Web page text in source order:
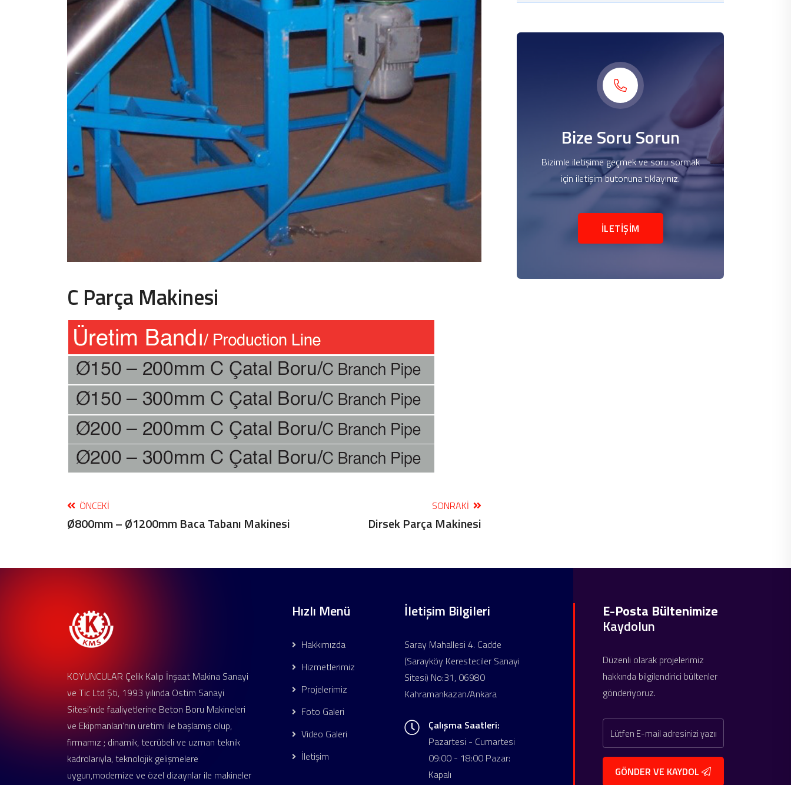
C Parça Makinesi
ÖNCEKI
Ø800mm – Ø1200mm Baca Tabanı Makinesi
SONRAKI
Dirsek Parça Makinesi
Bize Soru Sorun
Bizimle iletişime geçmek ve soru sormak
için iletişim butonuna tıklayınız.
İLETİŞİM
KOYUNCULAR Çelik Kalıp İnşaat Makina Sanayi
ve Tic Ltd Şti, 1993 yılında Ostim Sanayi
Sitesi’nde faaliyetlerine Beton Boru Makineleri
ve Ekipmanları’nın üretimi ile başlamış olup,
firmamız ; dinamik, tecrübeli ve uzman teknik
kadrolarıyla, teknolojik gelişmelere
uygun,modernize ve özel dizaynlar ile makineler
Hızlı Menü
Hakkımızda
Hizmetlerimiz
Projelerimiz
Foto Galeri
Video Galeri
İletişim
İletişim Bilgileri
Saray Mahallesi 4. Cadde
(Sarayköy Keresteciler Sanayi
Sitesi) No:31, 06980
Kahramankazan/Ankara
Çalışma Saatleri:
Pazartesi - Cumartesi
09:00 - 18:00 Pazar:
Kapalı
E-Posta Bültenimize
Kaydolun
Düzenli olarak projelerimiz
hakkında bilgilendirici bültenler
gönderiyoruz.
GÖNDER VE KAYDOL